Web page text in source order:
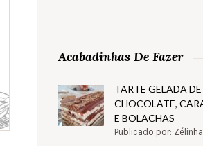
Acabadinhas De Fazer
TARTE GELADA
CHOCOLATE,
E BOLACHAS
Publicado por: Zélinha